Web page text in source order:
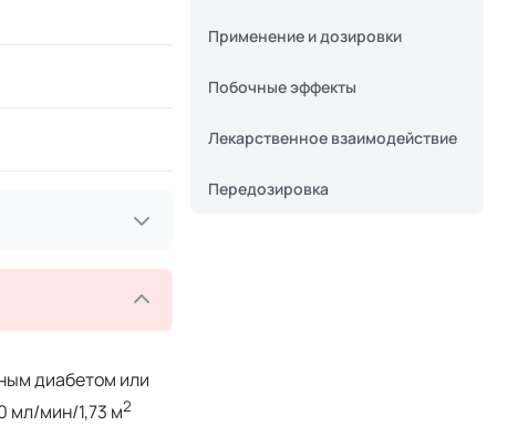
диабетом или
мл/мин/1,73 м2
Применение и дозировки
Побочные эффекты
Лекарственное взаимодействие
Передозировка